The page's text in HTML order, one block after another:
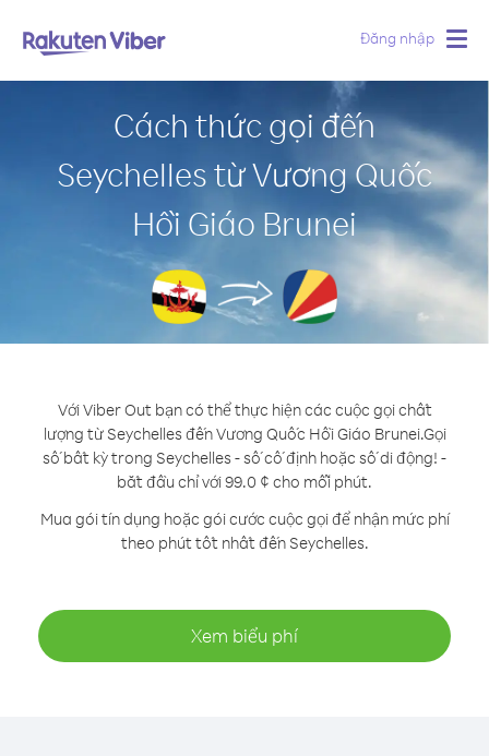
Đăng nhập
Cách thức gọi đến
Seychelles từ Vương Quốc
Hồi Giáo Brunei
Với Viber Out bạn có thể thực hiện các cuộc gọi chất
lượng từ Seychelles đến Vương Quốc Hồi Giáo Brunei.Gọi
số bất kỳ trong Seychelles - số cố định hoặc số di động! -
bắt đầu chỉ với 99.0 ¢ cho mỗi phút.
Mua gói tín dụng hoặc gói cước cuộc gọi để nhận mức phí
theo phút tốt nhất đến Seychelles.
Xem biểu phí